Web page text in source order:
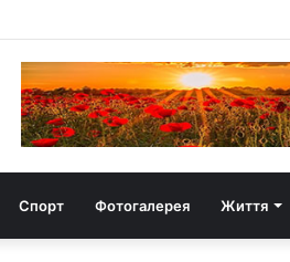
Спорт Фотогалерея Життя